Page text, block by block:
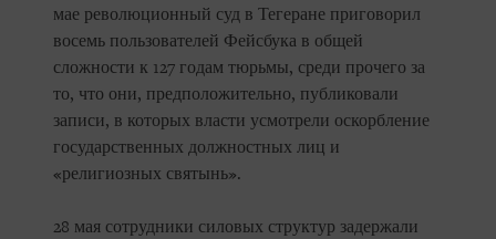
мае революционный суд в Тегеране приговорил
восемь пользователей Фейсбука в общей
сложности к 127 годам тюрьмы, среди прочего за
то, что они, предположительно, публиковали
записи, в которых власти усмотрели оскорбление
государственных должностных лиц и
«религиозных святынь».
28 мая сотрудники силовых структур задержали